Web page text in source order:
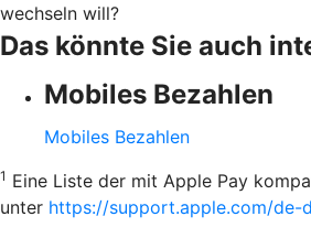
wechseln will?
Das könnte Sie auch
Mobiles Bezahlen
Mobiles Bezahlen
1 Eine Liste der mit Apple Pay
unter https://support.apple.com/de-